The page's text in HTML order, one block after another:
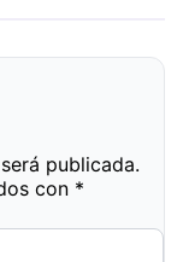
publicada.
con *